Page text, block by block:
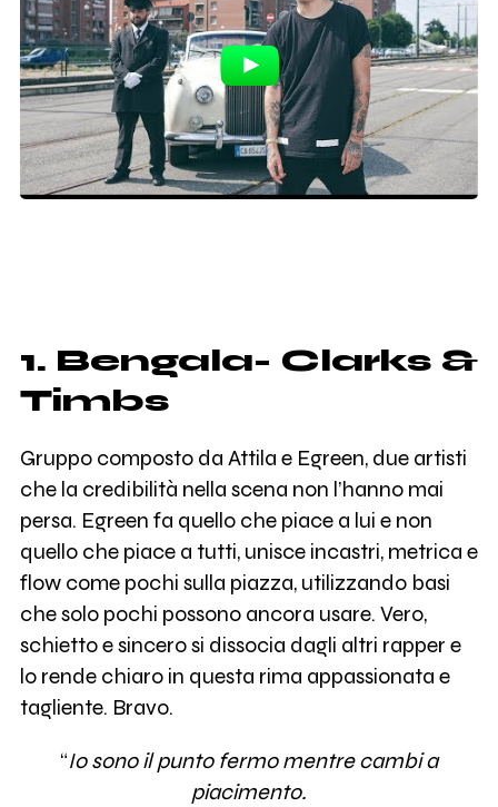
1. Bengala- Clarks &
Timbs
Gruppo composto da Attila e Egreen, due artisti
che la credibilità nella scena non l’hanno mai
persa. Egreen fa quello che piace a lui e non
quello che piace a tutti, unisce incastri, metrica e
flow come pochi sulla piazza, utilizzando basi
che solo pochi possono ancora usare. Vero,
schietto e sincero si dissocia dagli altri rapper e
lo rende chiaro in questa rima appassionata e
tagliente. Bravo.
“Io sono il punto fermo mentre cambi a
piacimento.